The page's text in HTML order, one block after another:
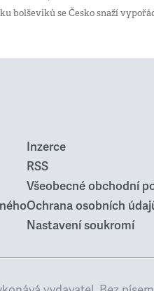
bolševiků se Česko snaží
Inzerce
RSS
Všeobecné obchodní
Ochrana osobních
Nastavení soukromí